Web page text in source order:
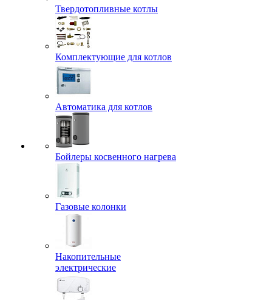
Твердотопливные котлы
Комплектующие для котлов
Автоматика для котлов
Бойлеры косвенного нагрева
Газовые колонки
Накопительные
электрические